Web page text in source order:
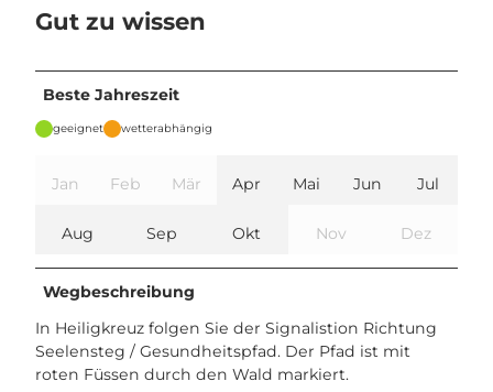
Gut zu wissen
Beste Jahreszeit
geeignet wetterabhängig
Jan Feb Mär Apr Mai Jun Jul
Aug Sep Okt Nov Dez
Wegbeschreibung
In Heiligkreuz folgen Sie der Signalistion Richtung
Seelensteg / Gesundheitspfad. Der Pfad ist mit
roten Füssen durch den Wald markiert.